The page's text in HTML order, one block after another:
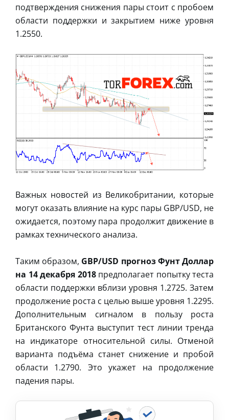
подтверждения снижения пары стоит с пробоем
области поддержки и закрытием ниже уровня
1.2550.
Важных новостей из Великобритании, которые
могут оказать влияние на курс пары GBP/USD, не
ожидается, поэтому пара продолжит движение в
рамках технического анализа.
Таким образом, GBP/USD прогноз Фунт Доллар
на 14 декабря 2018предполагает попытку теста
области поддержки вблизи уровня 1.2725. Затем
продолжение роста с целью выше уровня 1.2295.
Дополнительным сигналом в пользу роста
Британского Фунта выступит тест линии тренда
на индикаторе относительной силы. Отменой
варианта подъёма станет снижение и пробой
области 1.2790. Это укажет на продолжение
падения пары.